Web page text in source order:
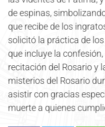
de espinas,
que recibe de los
solicitó la práctica de
que incluye la
recitación del Rosario y
misterios del Rosario
asistir con gracias
muerte a quienes